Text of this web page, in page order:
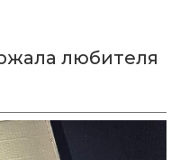
любителя